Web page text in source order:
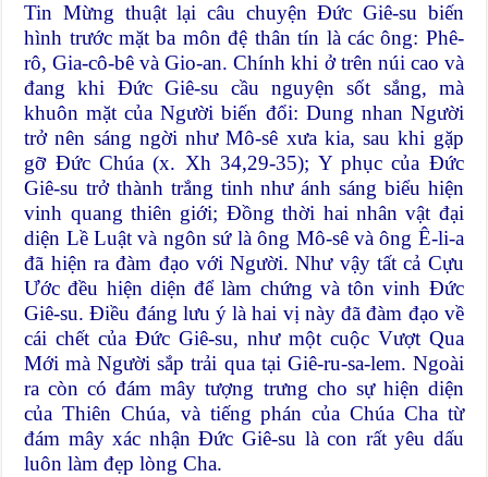
Tin Mừng thuật lại câu chuyện Đức Giê-su biến
hình trước mặt ba môn đệ thân tín là các ông: Phê-
rô, Gia-cô-bê và Gio-an. Chính khi ở trên núi cao và
đang khi Đức Giê-su cầu nguyện sốt sắng, mà
khuôn mặt của Người biến đổi: Dung nhan Người
trở nên sáng ngời như Mô-sê xưa kia, sau khi gặp
gỡ Đức Chúa (x. Xh 34,29-35); Y phục của Đức
Giê-su trở thành trắng tinh như ánh sáng biểu hiện
vinh quang thiên giới; Đồng thời hai nhân vật đại
diện Lề Luật và ngôn sứ là ông Mô-sê và ông Ê-li-a
đã hiện ra đàm đạo với Người. Như vậy tất cả Cựu
Ước đều hiện diện để làm chứng và tôn vinh Đức
Giê-su. Điều đáng lưu ý là hai vị này đã đàm đạo về
cái chết của Đức Giê-su, như một cuộc Vượt Qua
Mới mà Người sắp trải qua tại Giê-ru-sa-lem. Ngoài
ra còn có đám mây tượng trưng cho sự hiện diện
của Thiên Chúa, và tiếng phán của Chúa Cha từ
đám mây xác nhận Đức Giê-su là con rất yêu dấu
luôn làm đẹp lòng Cha.